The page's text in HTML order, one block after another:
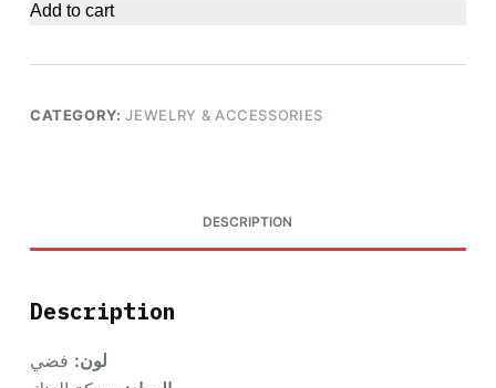
Add to cart
CATEGORY:JEWELRY & ACCESSORIES
DESCRIPTION
Description
لون: فضي